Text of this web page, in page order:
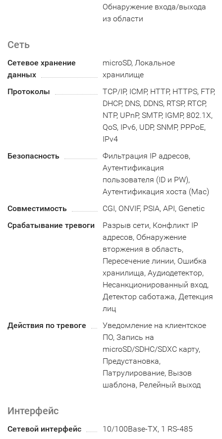
Обнаружение входа/выхода
из области
Сеть
Сетевое хранение
данных
microSD, Локальное
хранилище
Протоколы
TCP/IP, ICMP, HTTP, HTTPS, FTP,
DHCP, DNS, DDNS, RTSP, RTCP,
NTP, UPnP, SMTP, IGMP, 802.1X,
QoS, IPv6, UDP, SNMP, PPPoE,
IPv4
Безопасность
Фильтрация IP адресов,
Аутентификация
пользователя (ID и PW),
Аутентификация хоста (Mac)
Совместимость
CGI, ONVIF, PSIA, API, Genetic
Срабатывание тревоги
Разрыв сети, Конфликт IP
адресов, Обнаружение
вторжения в область,
Пересечение линии, Ошибка
хранилища, Аудиодетектор,
Несанкционированный вход,
Детектор саботажа, Детекция
лиц
Действия по тревоге
Уведомление на клиентское
ПО, Запись на
microSD/SDHC/SDXC карту,
Предустановка,
Патрулирование, Вызов
шаблона, Релейный выход
Интерфейс
Сетевой интерфейс 10/100Base-TX, 1 RS-485